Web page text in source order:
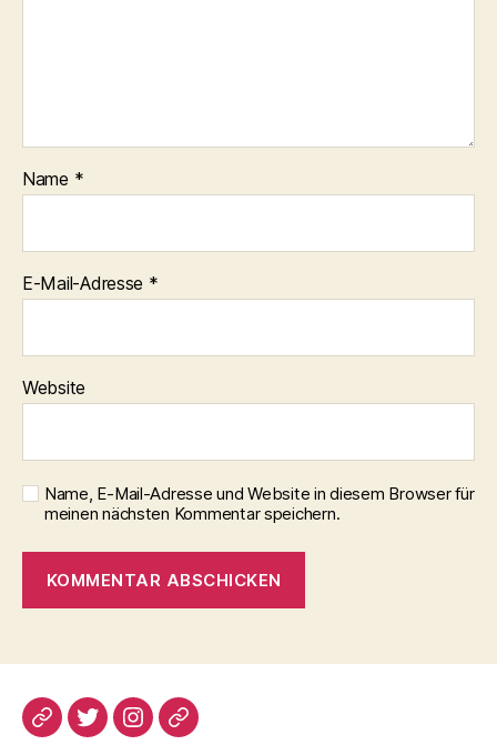
Name *
E-Mail-Adresse *
Website
Name, E-Mail-Adresse und Website in diesem Browser für
meinen nächsten Kommentar speichern.
blogspotTwitterInstagramPinterest